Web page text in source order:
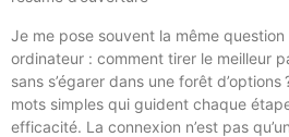
Je me pose souvent la même question
ordinateur : comment tirer le meilleur
sans s’égarer dans une forêt
mots simples qui guident chaque
efficacité. La connexion n’est pas